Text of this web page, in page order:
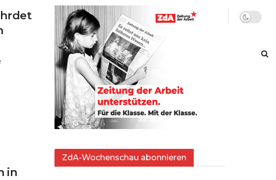
in
ZdA-Wochenschau abonnieren